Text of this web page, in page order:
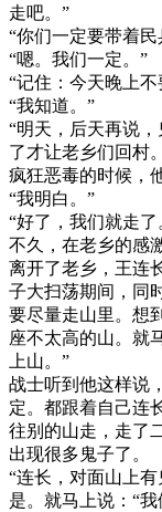
走吧。”
“你们一定要带着
“嗯。我们一定。”
“记住：今天晚上
“我知道。”
“明天，后天再说
了才让老乡们回村
疯狂恶毒的时候，
“我明白。”
“好了，我们就走了
不久，在老乡的感
离开了老乡，王连
子大扫荡期间，同
要尽量走山里。想
座不太高的山。就
上山。”
战士听到他这样说
定。都跟着自己连
往别的山走，走了
出现很多鬼子了。
“连长，对面山上
是。就马上说：“